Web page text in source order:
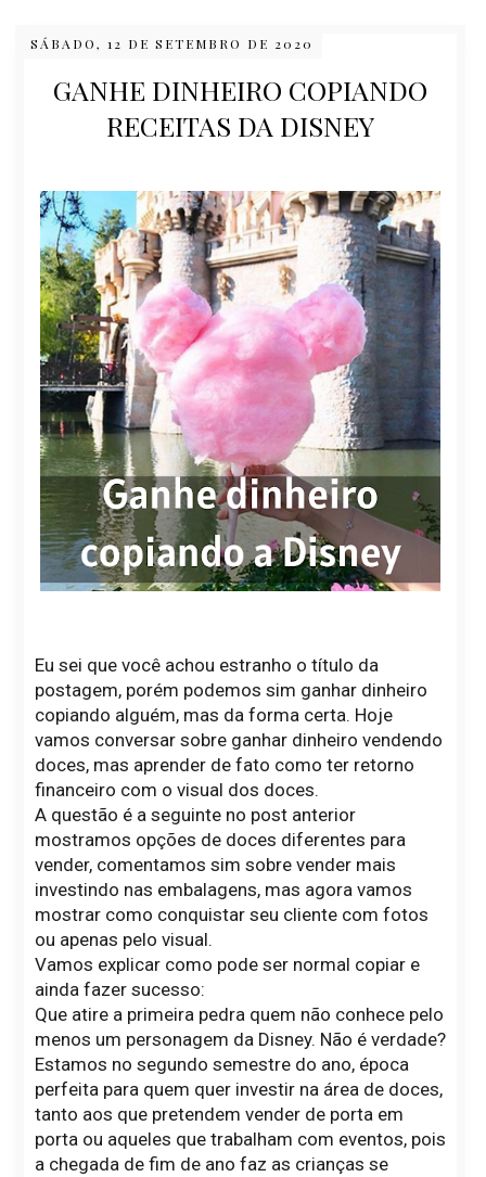
SÁBADO, 12 DE SETEMBRO DE 2020
GANHE DINHEIRO COPIANDO
RECEITAS DA DISNEY
Eu sei que você achou estranho o título da
postagem, porém podemos sim ganhar dinheiro
copiando alguém, mas da forma certa. Hoje
vamos conversar sobre ganhar dinheiro vendendo
doces, mas aprender de fato como ter retorno
financeiro com o visual dos doces.
A questão é a seguinte no post anterior
mostramos opções de doces diferentes para
vender, comentamos sim sobre vender mais
investindo nas embalagens, mas agora vamos
mostrar como conquistar seu cliente com fotos
ou apenas pelo visual.
Vamos explicar como pode ser normal copiar e
ainda fazer sucesso:
Que atire a primeira pedra quem não conhece pelo
menos um personagem da Disney. Não é verdade?
Estamos no segundo semestre do ano, época
perfeita para quem quer investir na área de doces,
tanto aos que pretendem vender de porta em
porta ou aqueles que trabalham com eventos, pois
a chegada de fim de ano faz as crianças se